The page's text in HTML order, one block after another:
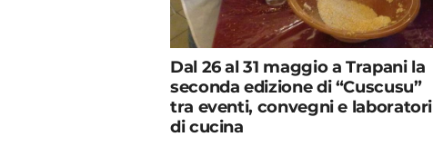
Dal 26 al 31 maggio a Trapani la
seconda edizione di “Cuscusu”
tra eventi, convegni e laboratori
di cucina